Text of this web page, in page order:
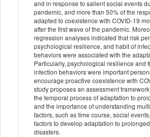
and in response to salient social events
pandemic, and more than 50% of the
adapted to coexistence with COVID-19
after the first wave of the pandemic.
regression analyses indicated that risk
psychological resilience, and habit of
behaviors were associated with the
Particularly, psychological resilience and
infection behaviors were important
encourage proactive coexistence with
study proposes an assessment
the temporal process of adaptation to
and the importance of understanding
factors, such as time course, social
factors to develop adaptation to
disasters.